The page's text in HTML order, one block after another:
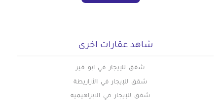
شاهد عقارات اخرى
شقق للإيجار في ابو قير
شقق للإيجار في الأزاريطة
شقق للإيجار في الابراهيمية